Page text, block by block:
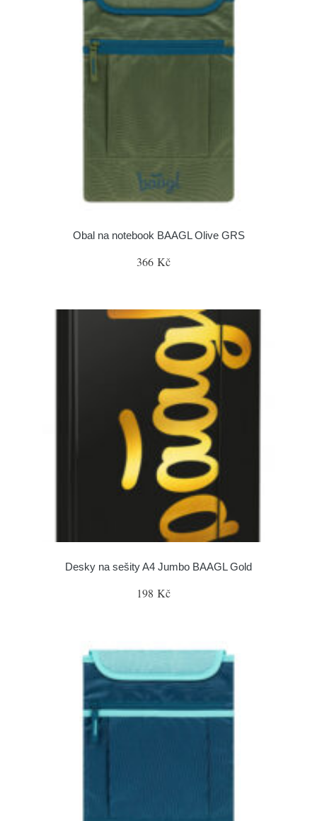
Obal na notebook BAAGL Olive GRS
366 Kč
Desky na sešity A4 Jumbo BAAGL Gold
198 Kč